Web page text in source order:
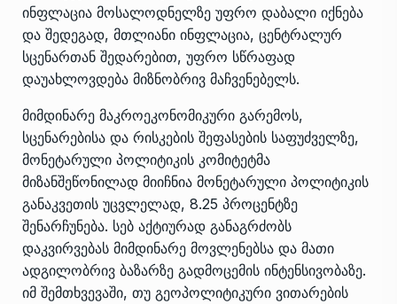
ინფლაცია მოსალოდნელზე უფრო დაბალი იქნება
და შედეგად, მთლიანი ინფლაცია, ცენტრალურ
სცენართან შედარებით, უფრო სწრაფად
დაუახლოვდება მიზნობრივ მაჩვენებელს.
მიმდინარე მაკროეკონომიკური გარემოს,
სცენარებისა და რისკების შეფასების საფუძველზე,
მონეტარული პოლიტიკის კომიტეტმა
მიზანშეწონილად მიიჩნია მონეტარული პოლიტიკის
განაკვეთის უცვლელად, 8.25 პროცენტზე
შენარჩუნება. სებ აქტიურად განაგრძობს
დაკვირვებას მიმდინარე მოვლენებსა და მათი
ადგილობრივ ბაზარზე გადმოცემის ინტენსივობაზე.
იმ შემთხვევაში, თუ გეოპოლიტიკური ვითარების